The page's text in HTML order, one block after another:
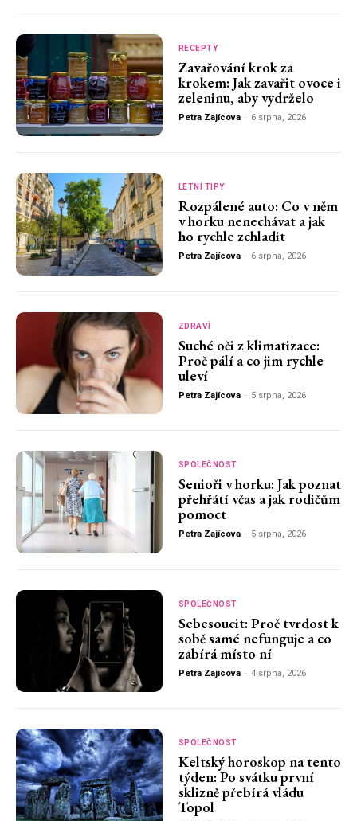
RECEPTY
Zavařování krok za
krokem: Jak zavařit ovoce i
zeleninu, aby vydrželo
Petra Zajícova - 6 srpna, 2026
LETNÍ TIPY
Rozpálené auto: Co v něm
v horku nenechávat a jak
ho rychle zchladit
Petra Zajícova - 6 srpna, 2026
ZDRAVÍ
Suché oči z klimatizace:
Proč pálí a co jim rychle
uleví
Petra Zajícova - 5 srpna, 2026
SPOLEČNOST
Senioři v horku: Jak poznat
přehřátí včas a jak rodičům
pomoct
Petra Zajícova - 5 srpna, 2026
SPOLEČNOST
Sebesoucit: Proč tvrdost k
sobě samé nefunguje a co
zabírá místo ní
Petra Zajícova - 4 srpna, 2026
SPOLEČNOST
Keltský horoskop na tento
týden: Po svátku první
sklizně přebírá vládu
Topol